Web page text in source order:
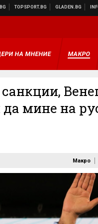
НА МНЕНИЕ МАКРО
да мине на
Макро